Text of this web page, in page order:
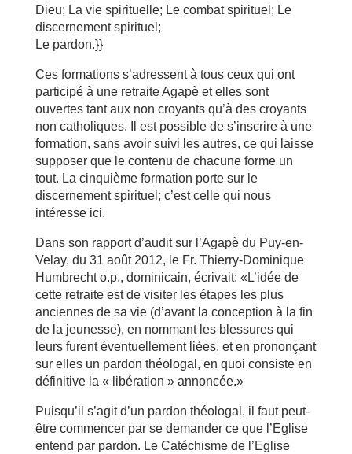
Dieu; La vie spirituelle; Le combat spirituel; Le
discernement spirituel;
Le pardon.}}
Ces formations s’adressent à tous ceux qui ont
participé à une retraite Agapè et elles sont
ouvertes tant aux non croyants qu’à des croyants
non catholiques. Il est possible de s’inscrire à une
formation, sans avoir suivi les autres, ce qui laisse
supposer que le contenu de chacune forme un
tout. La cinquième formation porte sur le
discernement spirituel; c’est celle qui nous
intéresse ici.
Dans son rapport d’audit sur l’Agapè du Puy-en-
Velay, du 31 août 2012, le Fr. Thierry-Dominique
Humbrecht o.p., dominicain, écrivait: «L’idée de
cette retraite est de visiter les étapes les plus
anciennes de sa vie (d’avant la conception à la fin
de la jeunesse), en nommant les blessures qui
leurs furent éventuellement liées, et en prononçant
sur elles un pardon théologal, en quoi consiste en
définitive la « libération » annoncée.»
Puisqu’il s’agit d’un pardon théologal, il faut peut-
être commencer par se demander ce que l’Eglise
entend par pardon. Le Catéchisme de l’Eglise